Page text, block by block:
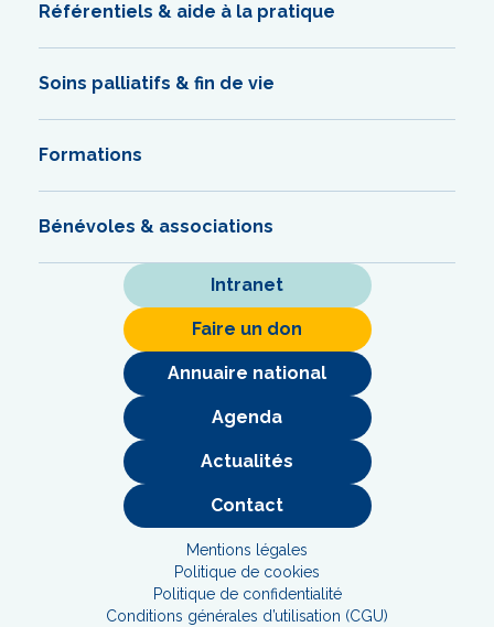
Référentiels & aide à la pratique
Soins palliatifs & fin de vie
Formations
Bénévoles & associations
Intranet
Faire un don
Annuaire national
Agenda
Actualités
Contact
Mentions légales
Politique de cookies
Politique de confidentialité
Conditions générales d’utilisation (CGU)